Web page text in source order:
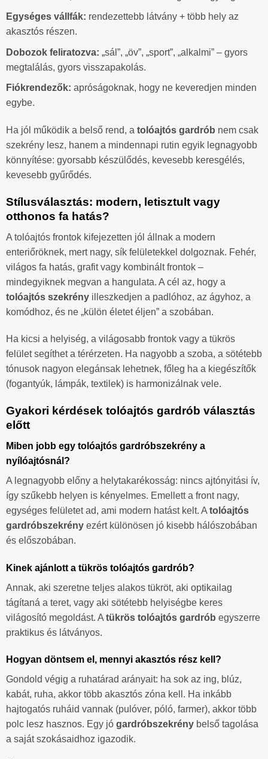
Egységes vállfák: rendezettebb látvány + több hely az
akasztós részen.
Dobozok feliratozva: „sál”, „öv”, „sport”, „alkalmi” – gyors
megtalálás, gyors visszapakolás.
Fiókrendezők: apróságoknak, hogy ne keveredjen minden
egybe.
Ha jól működik a belső rend, a tolóajtós gardrób nem csak
szekrény lesz, hanem a mindennapi rutin egyik legnagyobb
könnyítése: gyorsabb készülődés, kevesebb keresgélés,
kevesebb gyűrődés.
Stílusválasztás: modern, letisztult vagy
otthonos fa hatás?
A tolóajtós frontok kifejezetten jól állnak a modern
enteriőröknek, mert nagy, sík felületekkel dolgoznak. Fehér,
világos fa hatás, grafit vagy kombinált frontok –
mindegyiknek megvan a hangulata. A cél az, hogy a
tolóajtós szekrény illeszkedjen a padlóhoz, az ágyhoz, a
komódhoz, és ne „külön életet éljen” a szobában.
Ha kicsi a helyiség, a világosabb frontok vagy a tükrös
felület segíthet a térérzeten. Ha nagyobb a szoba, a sötétebb
tónusok nagyon elegánsak lehetnek, főleg ha a kiegészítők
(fogantyúk, lámpák, textilek) is harmonizálnak vele.
Gyakori kérdések tolóajtós gardrób választás
előtt
Miben jobb egy tolóajtós gardróbszekrény a
nyílóajtósnál?
A legnagyobb előny a helytakarékosság: nincs ajtónyitási ív,
így szűkebb helyen is kényelmes. Emellett a front nagy,
egységes felületet ad, ami modern hatást kelt. A tolóajtós
gardróbszekrény ezért különösen jó kisebb hálószobában
és előszobában.
Kinek ajánlott a tükrös tolóajtós gardrób?
Annak, aki szeretne teljes alakos tükröt, aki optikailag
tágítaná a teret, vagy aki sötétebb helyiségbe keres
világosító megoldást. A tükrös tolóajtós gardrób egyszerre
praktikus és látványos.
Hogyan döntsem el, mennyi akasztós rész kell?
Gondold végig a ruhatárad arányait: ha sok az ing, blúz,
kabát, ruha, akkor több akasztós zóna kell. Ha inkább
hajtogatós ruháid vannak (pulóver, póló, farmer), akkor több
polc lesz hasznos. Egy jó gardróbszekrény belső tagolása
a saját szokásaidhoz igazodik.